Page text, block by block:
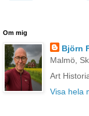
Om mig
Björn
Malmö,
Art
Visa hela